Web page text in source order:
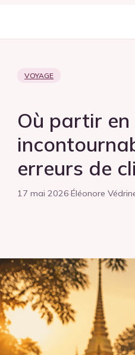
VOYAGE
Où partir
erreurs de
17 mai 2026·Éléonore